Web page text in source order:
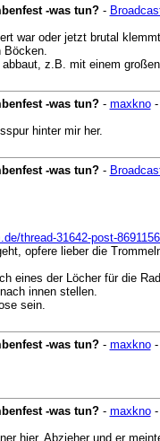
-was tun?-
war oder jetzt brutal
Böcken.
z.B. mit einem
-was tun?- maxkno-
hinter mir her.
-was tun?-
thread-31642-post-
opfere lieber die
eines der Löcher für die
innen stellen.
sein.
-was tun?- maxkno-
-was tun?- maxkno-
hier. Abzieher und er